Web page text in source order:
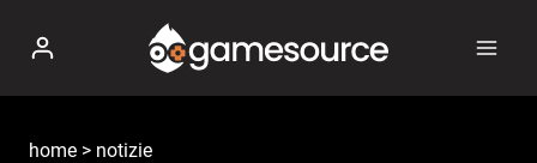
contenuto
home > notizie